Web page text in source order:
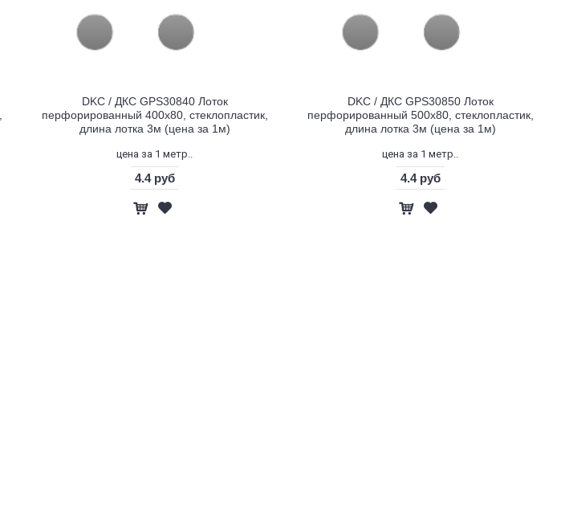
DKC / ДКС GPS30840 Лоток
перфорированный 400х80, стеклопластик,
длина лотка 3м (цена за 1м)
цена за 1 метр..
4.4 руб
DKC / ДКС GPS30850 Лоток
перфорированный 500х80, стеклопластик,
длина лотка 3м (цена за 1м)
цена за 1 метр..
4.4 руб